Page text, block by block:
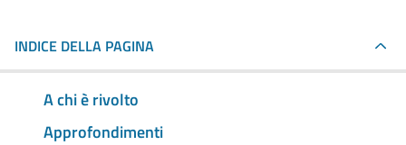
INDICE DELLA PAGINA
A chi è rivolto
Approfondimenti